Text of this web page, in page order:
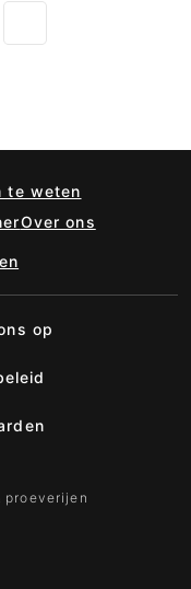
te weten
Over ons
op
proeverijen